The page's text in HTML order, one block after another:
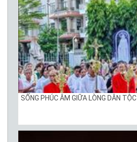
SỐNG PHÚC ÂM GIỮA LÒNG DÂN TỘC